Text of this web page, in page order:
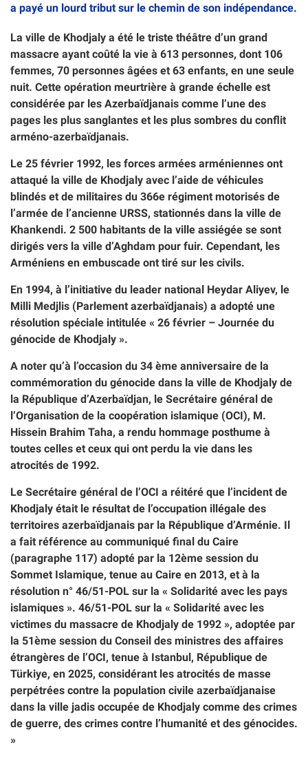
a payé un lourd tribut sur le chemin de son indépendance.
La ville de Khodjaly a été le triste théâtre d’un grand
massacre ayant coûté la vie à 613 personnes, dont 106
femmes, 70 personnes âgées et 63 enfants, en une seule
nuit. Cette opération meurtrière à grande échelle est
considérée par les Azerbaïdjanais comme l’une des
pages les plus sanglantes et les plus sombres du conflit
arméno-azerbaïdjanais.
Le 25 février 1992, les forces armées arméniennes ont
attaqué la ville de Khodjaly avec l’aide de véhicules
blindés et de militaires du 366e régiment motorisés de
l’armée de l’ancienne URSS, stationnés dans la ville de
Khankendi. 2 500 habitants de la ville assiégée se sont
dirigés vers la ville d’Aghdam pour fuir. Cependant, les
Arméniens en embuscade ont tiré sur les civils.
En 1994, à l’initiative du leader national Heydar Aliyev, le
Milli Medjlis (Parlement azerbaïdjanais) a adopté une
résolution spéciale intitulée « 26 février – Journée du
génocide de Khodjaly ».
A noter qu’à l’occasion du 34 ème anniversaire de la
commémoration du génocide dans la ville de Khodjaly de
la République d’Azerbaïdjan, le Secrétaire général de
l’Organisation de la coopération islamique (OCI), M.
Hissein Brahim Taha, a rendu hommage posthume à
toutes celles et ceux qui ont perdu la vie dans les
atrocités de 1992.
Le Secrétaire général de l’OCI a réitéré que l’incident de
Khodjaly était le résultat de l’occupation illégale des
territoires azerbaïdjanais par la République d’Arménie. Il
a fait référence au communiqué final du Caire
(paragraphe 117) adopté par la 12ème session du
Sommet Islamique, tenue au Caire en 2013, et à la
résolution n° 46/51-POL sur la « Solidarité avec les pays
islamiques ». 46/51-POL sur la « Solidarité avec les
victimes du massacre de Khodjaly de 1992 », adoptée par
la 51ème session du Conseil des ministres des affaires
étrangères de l’OCI, tenue à Istanbul, République de
Türkiye, en 2025, considérant les atrocités de masse
perpétrées contre la population civile azerbaïdjanaise
dans la ville jadis occupée de Khodjaly comme des crimes
de guerre, des crimes contre l’humanité et des génocides.
»